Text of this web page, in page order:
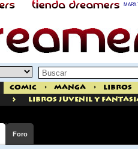
MAPA
Comic > Manga > Libros
> Libros Juvenil Y
Foro